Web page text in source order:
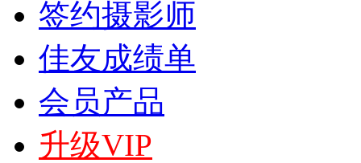
签约摄影师
佳友成绩单
会员产品
升级VIP